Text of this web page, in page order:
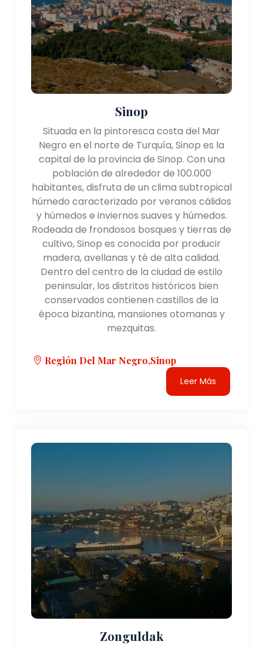
importante debido a la abundancia de recursos
marinos en el Mar Negro. La región tiene un sector
industrial en crecimiento, que incluye la minería del
carbón, la producción de acero y la fabricación de
textiles. Además, el turismo juega un papel en la
economía local, con visitantes atraídos por la
belleza natural, el patrimonio cultural y la cocina
tradicional de la región.
Turismo:
La región del Mar Negro ofrece una combinación
única de belleza natural, sitios históricos y
experiencias culturales. Algunas de las atracciones
notables incluyen:
- Monasterio de Sumela: Ubicado cerca de Trabzon,
el Monasterio de Sumela es un extraordinario
monasterio ortodoxo griego construido en los
acantilados de una montaña boscosa. Es un
importante sitio religioso e histórico que atrae a los
visitantes con su impresionante arquitectura y su
pintoresco entorno.
- Uzungöl: Situado cerca de Trabzon, Uzungöl es un
pintoresco lago rodeado de densos bosques y
senderismo, pescar y disfrutar de la tranquilidad de
- Meseta de Ayder: ubicada en Rize, la meseta de
a las montañas Kaçkar, que ofrece oportunidades
con casas de madera de la era otomana, antiguas
tumbas de roca y el Castillo de Amasya. La belleza
natural de la ciudad, con el río Yesilırmak que fluye a
través de ella, se suma a su encanto.
- Museo Samsun Atatürk: el museo en Samsun
conmemora la llegada de Mustafa Kemal Atatürk, el
fundador de la Turquía moderna, en 1919. Muestra su
artículos personales y brinda información sobre la
historia del país.
Sinop
Situada en la pintoresca costa del Mar
Negro en el norte de Turquía, Sinop es la
capital de la provincia de Sinop. Con una
población de alrededor de 100.000
habitantes, disfruta de un clima subtropical
húmedo caracterizado por veranos cálidos
y húmedos e inviernos suaves y húmedos.
Rodeada de frondosos bosques y tierras de
cultivo, Sinop es conocida por producir
madera, avellanas y té de alta calidad.
Dentro del centro de la ciudad de estilo
peninsular, los distritos históricos bien
conservados contienen castillos de la
época bizantina, mansiones otomanas y
mezquitas.
Región Del Mar Negro,Sinop
Leer Más
Zonguldak